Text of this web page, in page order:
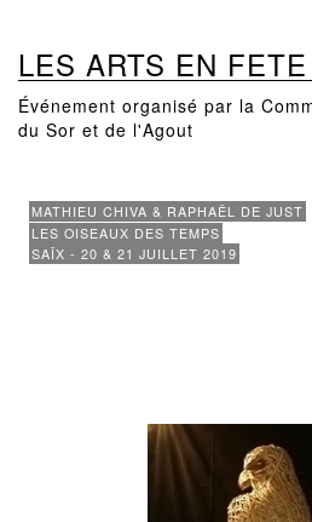
LES ARTS EN
Événement organisé par la
du Sor et de l'Agout
MATHIEU CHIVA & RAPHAÊL DE JUST
LES OISEAUX DES TEMPS
SAÏX - 20 & 21 JUILLET 2019